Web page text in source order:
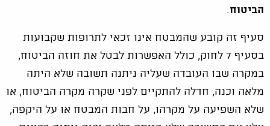
הביטוח.
סעיף זה קובע שהמבטח אינו זכאי לתרופות שקבועות
בסעיף 7 לחוק, כולל האפשרות לבטל את חוזה הביטוח,
במקרה שבו העובדה שעליה ניתנה תשובה שלא היתה
מלאה וכנה, חדלה להתקיים לפני שקרה מקרה הביטוח, או
שלא השפיעה על מקרהו, על חבות המבטח או על היקפה,